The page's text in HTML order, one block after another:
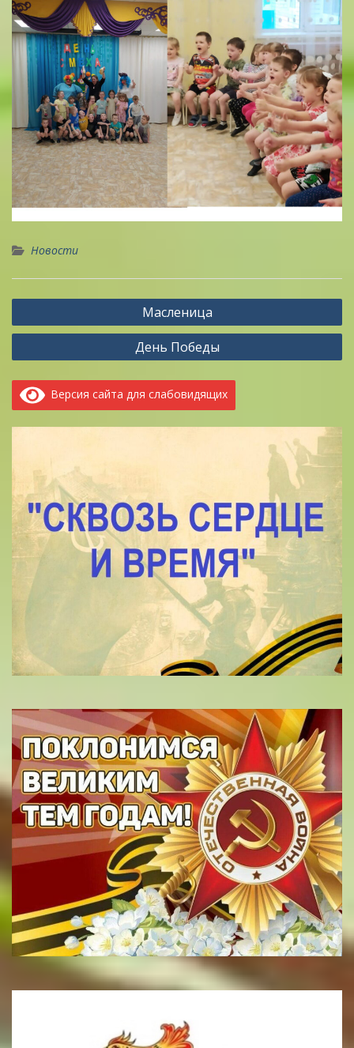
Новости
Навигация
по
Масленица
День Победы
Версия сайта для слабовидящих